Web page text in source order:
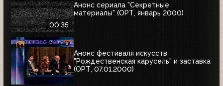
00:35
Анонс сериала "Секретные
материалы" (ОРТ, январь 2000)
Анонс фестиваля искусств
"Рождественская карусель" и заставка
(ОРТ, 07.01.2000)